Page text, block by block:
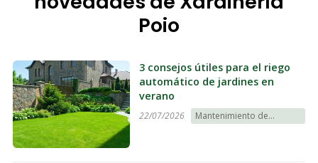
Poio
3 consejos útiles para el riego
automático de jardines en
verano
22/07/2026
Mantenimiento de